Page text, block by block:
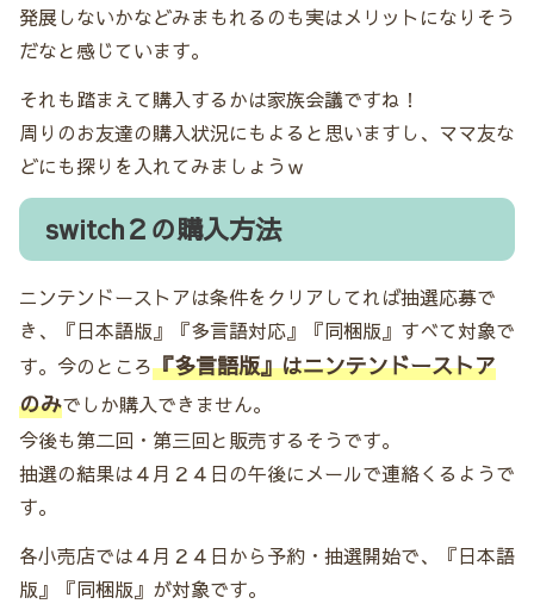
発展しないかなどみまもれるのも実はメリットになりそう
だなと感じています。
それも踏まえて購入するかは家族会議ですね！
周りのお友達の購入状況にもよると思いますし、ママ友な
どにも探りを入れてみましょうｗ
switch２の購入方法
ニンテンドーストアは条件をクリアしてれば抽選応募で
き、『日本語版』『多言語対応』『同梱版』すべて対象で
す。今のところ『多言語版』はニンテンドーストア
のみでしか購入できません。
今後も第二回・第三回と販売するそうです。
抽選の結果は４月２４日の午後にメールで連絡くるようで
す。
各小売店では４月２４日から予約・抽選開始で、『日本語
版』『同梱版』が対象です。